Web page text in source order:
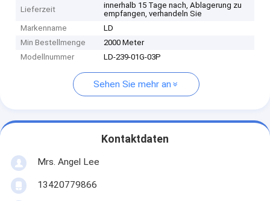
Lieferzeit
innerhalb 15 Tage nach, Ablagerung zu
empfangen, verhandeln Sie
Markenname
LD
Min Bestellmenge
2000 Meter
Modellnummer
LD-239-01G-03P
Sehen Sie mehr an
Kontaktdaten
Mrs. Angel Lee
13420779866